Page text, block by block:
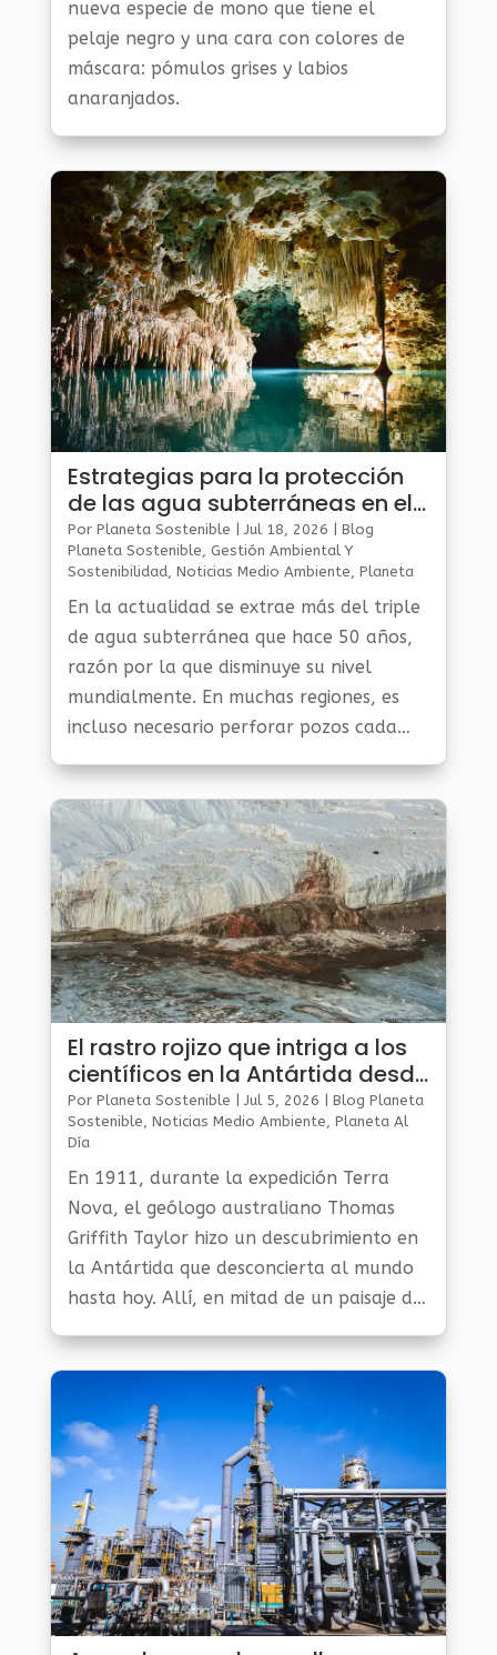
nueva especie de mono que tiene el
pelaje negro y una cara con colores de
máscara: pómulos grises y labios
anaranjados.
Estrategias para la protección
de las agua subterráneas en el
mundo
Por Planeta Sostenible Jul 18, 2026
Blog
Planeta Sostenible Gestión Ambiental Y
Sostenibilidad
Noticias Medio Ambiente Planeta
En la actualidad se extrae más del triple
de agua subterránea que hace 50 años,
razón por la que disminuye su nivel
mundialmente. En muchas regiones, es
incluso necesario perforar pozos cada
El rastro rojizo que intriga a los
científicos en la Antártida desde
1911
Por Planeta Sostenible Jul 5, 2026
Blog Planeta
Sostenible Noticias Medio Ambiente Planeta Al
Día
En 1911, durante la expedición Terra
Nova, el geólogo australiano Thomas
Griffith Taylor hizo un descubrimiento en
la Antártida que desconcierta al mundo
hasta hoy. Allí, en mitad de un paisaje de